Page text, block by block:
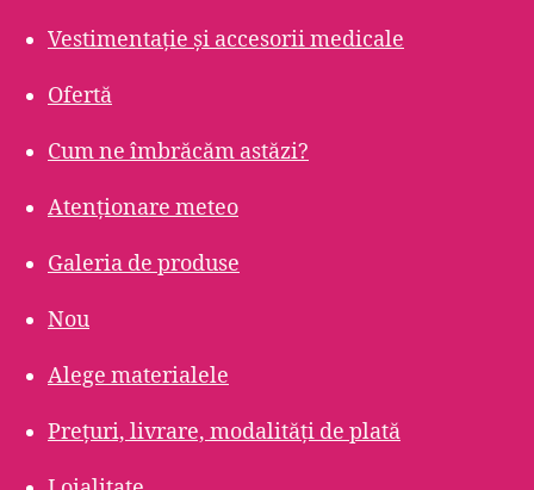
Vestimentație și accesorii medicale
Ofertă
Cum ne îmbrăcăm astăzi?
Atenționare meteo
Galeria de produse
Nou
Alege materialele
Prețuri, livrare, modalități de plată